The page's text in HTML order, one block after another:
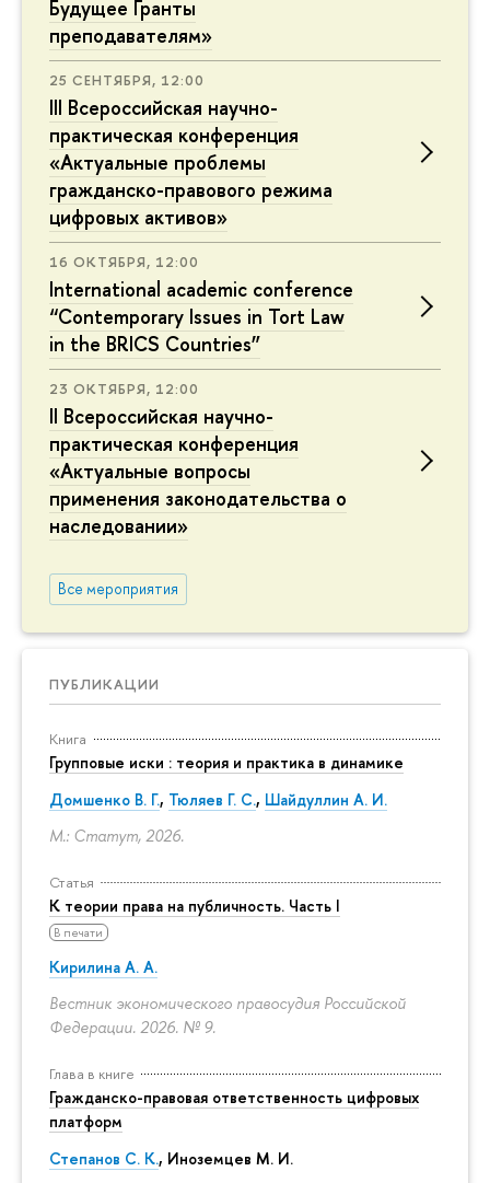
Будущее Гранты
преподавателям»
25 СЕНТЯБРЯ, 12:00
III Всероссийская научно-
практическая конференция
«Актуальные проблемы
гражданско-правового режима
цифровых активов»
16 ОКТЯБРЯ, 12:00
International academic conference
“Contemporary Issues in Tort Law
in the BRICS Countries”
23 ОКТЯБРЯ, 12:00
II Всероссийская научно-
практическая конференция
«Актуальные вопросы
применения законодательства о
наследовании»
Все мероприятия
ПУБЛИКАЦИИ
Книга
Групповые иски : теория и практика в динамике
Домшенко В. Г., Тюляев Г. С., Шайдуллин А. И.
М.: Статут, 2026.
Статья
К теории права на публичность. Часть I
В печати
Кирилина А. А.
Вестник экономического правосудия Российской
Федерации. 2026. № 9.
Глава в книге
Гражданско-правовая ответственность цифровых
платформ
Степанов С. К., Иноземцев М. И.